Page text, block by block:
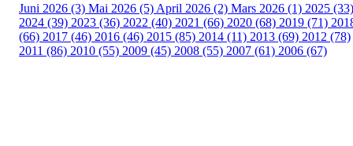
Juni 2026 (3) Mai 2026 (5) April 2026 (2) Mars 2026 (1) 2025 (33)
2024 (39) 2023 (36) 2022 (40) 2021 (66) 2020 (68) 2019 (71)
(66) 2017 (46) 2016 (46) 2015 (85) 2014 (11) 2013 (69) 2012 (78)
2011 (86) 2010 (55) 2009 (45) 2008 (55) 2007 (61) 2006 (67)